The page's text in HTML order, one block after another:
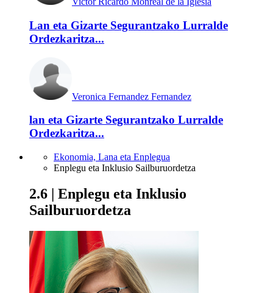
Lan eta Gizarte Segurantzako Lurralde
Ordezkaritza...
Veronica Fernandez Fernandez
lan eta Gizarte Segurantzako Lurralde
Ordezkaritza...
Ekonomia, Lana eta Enplegua
Enplegu eta Inklusio Sailburuordetza
2.6 | Enplegu eta Inklusio
Sailburuordetza